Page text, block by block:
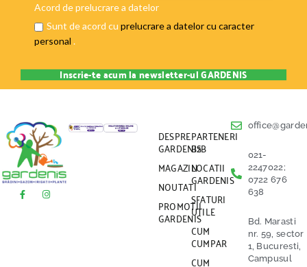
Acord de prelucrare a datelor
Sunt de acord cu prelucrare a datelor cu caracter
personal .
DESPRE
GARDENIS
MAGAZIN
NOUTATI
PROMOTII
GARDENIS
PARTENERI
B2B
LOCATII
GARDENIS
SFATURI
UTILE
CUM
CUMPAR
CUM
021-
2247022;
0722 676
638
Bd. Marasti
nr. 59, sector
1, Bucuresti,
Campusul